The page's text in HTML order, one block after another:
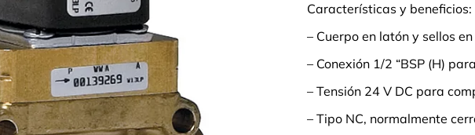
Características y beneficios:
– Cuerpo en latón y sellos
– Conexión 1/2 “BSP (H)
– Tensión 24 V DC para
– Tipo NC, normalmente